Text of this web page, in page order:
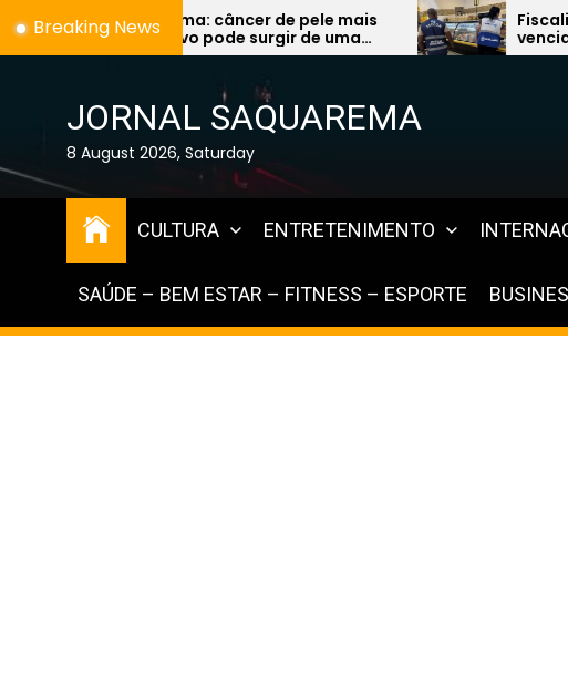
to
Breaking News
câncer de pele mais
pode surgir de uma
e preocupa
Fiscalização encontra
vencidos à venda e expõe
graves na Região dos Lagos
JORNAL SAQUAREMA
8 August 2026, Saturday
CULTURA ENTRETENIMENTO
SAÚDE – BEM ESTAR – FITNESS – ESPORTE